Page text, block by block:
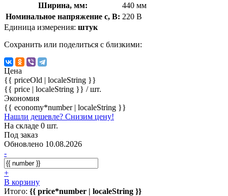
Ширина, мм:
440 мм
Номинальное напряжение с, В: 220 В
Единица измерения: штук
Сохранить или поделиться с близкими:
Цена
{{ priceOld | localeString }}
{{ price | localeString }} / шт.
Экономия
{{ economy*number | localeString }}
Нашли дешевле? Снизим цену!
На складе 0 шт.
Под заказ
Обновлено 10.08.2026
-
+
В корзину
Итого: {{ price*number | localeString }}